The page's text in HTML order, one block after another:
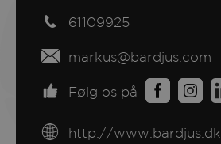
61109925
markus@bardjus.com
Følg os på
http://www.bardjus.dk